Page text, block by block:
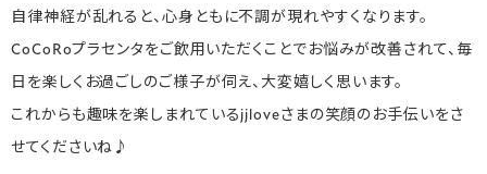
自律神経が乱れると、心身ともに不調が現れやすくなります。
CoCoRoプラセンタをご飲用いただくことでお悩みが改善されて、毎
日を楽しくお過ごしのご様子が伺え、大変嬉しく思います。
これからも趣味を楽しまれているjjloveさまの笑顔のお手伝いをさ
せてくださいね♪